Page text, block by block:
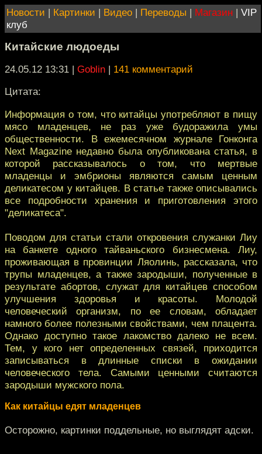
Новости | Картинки | Видео | Переводы | Магазин | VIP
клуб
Китайские людоеды
24.05.12 13:31 | Goblin | 141 комментарий
Цитата:
Информация о том, что китайцы употребляют в пищу
мясо младенцев, не раз уже будоражила умы
общественности. В ежемесячном журнале Гонконга
Next Magazine недавно была опубликована статья, в
которой рассказывалось о том, что мертвые
младенцы и эмбрионы являются самым ценным
деликатесом у китайцев. В статье также описывались
все подробности хранения и приготовления этого
"деликатеса".
Поводом для статьи стали откровения служанки Лиу
на банкете одного тайваньского бизнесмена. Лиу,
проживающая в провинции Ляолинь, рассказала, что
трупы младенцев, а также зародыши, полученные в
результате абортов, служат для китайцев способом
улучшения здоровья и красоты. Молодой
человеческий организм, по ее словам, обладает
намного более полезными свойствами, чем плацента.
Однако доступно такое лакомство далеко не всем.
Тем, у кого нет определенных связей, приходится
записываться в длинные списки в ожидании
человеческого тела. Самыми ценными считаются
зародыши мужского пола.
Как китайцы едят младенцев
Осторожно, картинки поддельные, но выглядят адски.